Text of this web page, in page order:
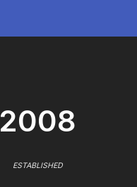
2008
ESTABLISHED